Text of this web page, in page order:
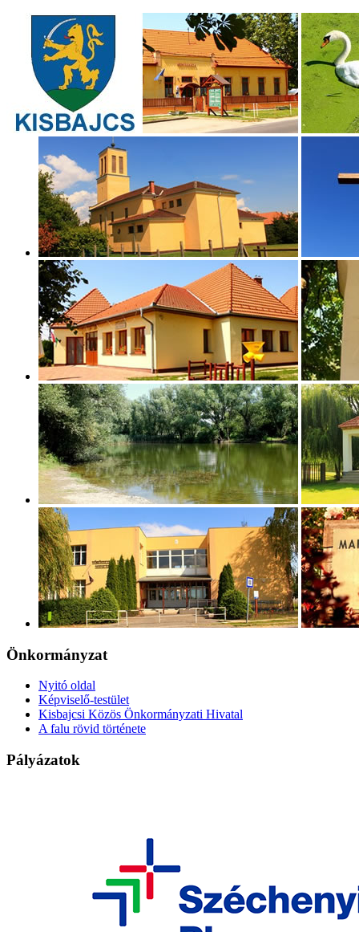
Önkormányzat
Nyitó oldal
Képviselő-testület
Kisbajcsi Közös Önkormányzati Hivatal
A falu rövid története
Pályázatok